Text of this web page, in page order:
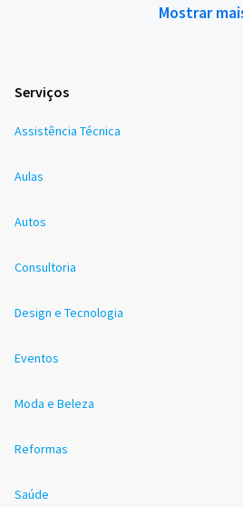
Mostrar
Serviços
Assistência Técnica
Aulas
Autos
Consultoria
Design e Tecnologia
Eventos
Moda e Beleza
Reformas
Saúde